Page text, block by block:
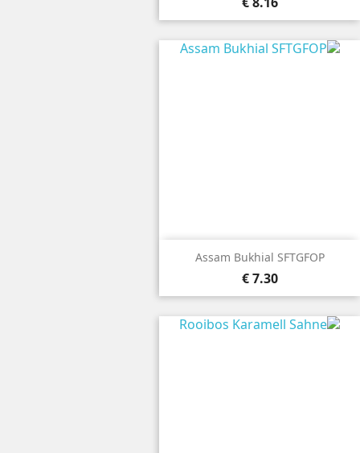
Assam Bukhial SFTGFOP
7.30 €